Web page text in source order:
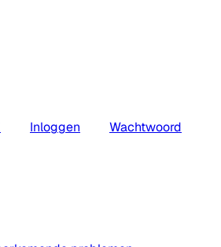
Inloggen Wachtwoord